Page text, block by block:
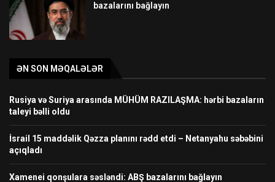
bazalarını bağlayın
ƏN SON MƏQALƏLƏR
Rusiya və Suriya arasında MÜHÜM RAZILAŞMA: hərbi bazaların
taleyi bəlli oldu
İsrail 15 maddəlik Qəzza planını rədd etdi – Netanyahu səbəbini
açıqladı
Xamenei qonşulara səsləndi: ABŞ bazalarını bağlayın